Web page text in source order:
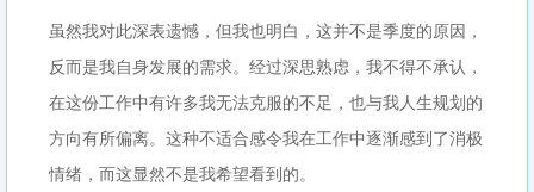
虽然我对此深表遗憾，但我也明白，这并不是季度的原因，
反而是我自身发展的需求。经过深思熟虑，我不得不承认，
在这份工作中有许多我无法克服的不足，也与我人生规划的
方向有所偏离。这种不适合感令我在工作中逐渐感到了消极
情绪，而这显然不是我希望看到的。